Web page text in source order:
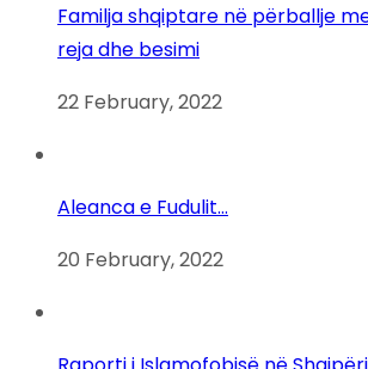
Familja shqiptare në përballje
reja dhe besimi
22 February, 2022
Aleanca e Fudulit…
20 February, 2022